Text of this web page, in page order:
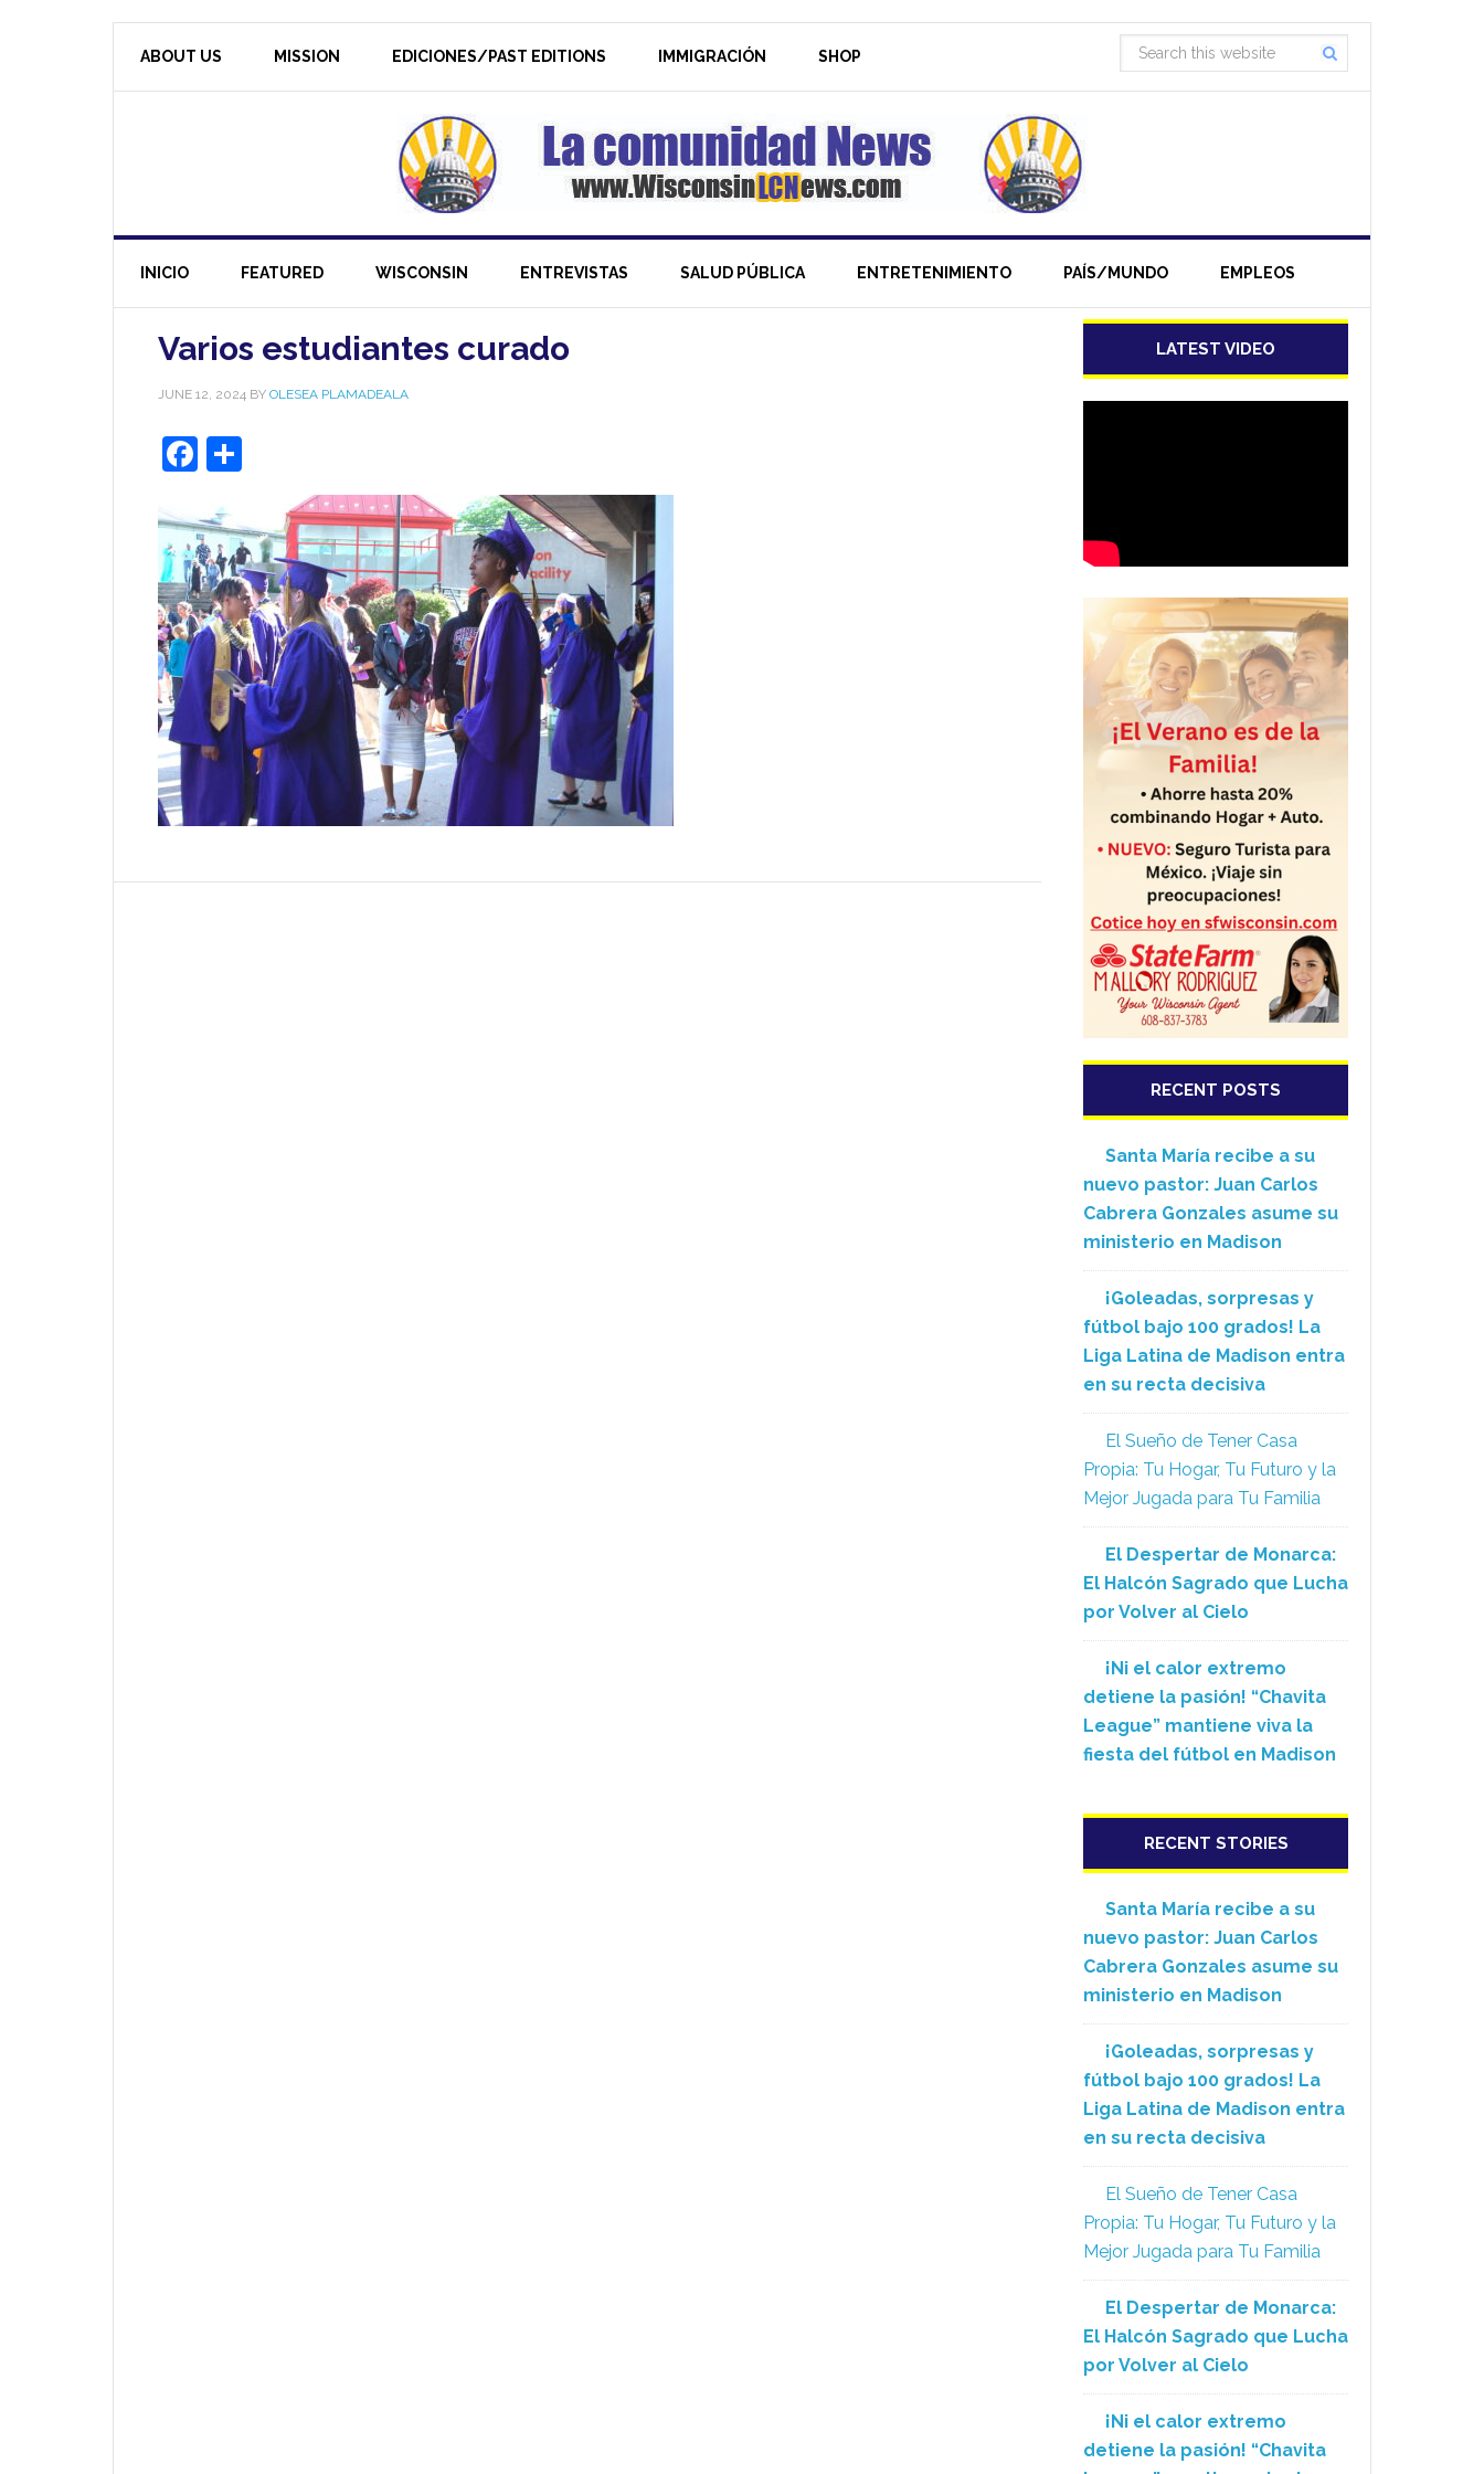
ABOUT US MISSION EDICIONES/PAST EDITIONS IMMIGRACIÓN SHOP
INICIO FEATURED WISCONSIN ENTREVISTAS SALUD PÚBLICA ENTRETENIMIENTO PAÍS/MUNDO EMPLEOS
Varios estudiantes curado
JUNE 12, 2024 BY OLESEA PLAMADEALA
Facebook
LATEST VIDEO
RECENT POSTS
Santa María recibe a su
nuevo pastor: Juan Carlos
Cabrera Gonzales asume su
ministerio en Madison
¡Goleadas, sorpresas y
fútbol bajo 100 grados! La
Liga Latina de Madison entra
en su recta decisiva
El Sueño de Tener Casa
Propia: Tu Hogar, Tu Futuro y la
Mejor Jugada para Tu Familia
El Despertar de Monarca:
El Halcón Sagrado que Lucha
por Volver al Cielo
¡Ni el calor extremo
detiene la pasión! “Chavita
League” mantiene viva la
fiesta del fútbol en Madison
RECENT STORIES
Santa María recibe a su
nuevo pastor: Juan Carlos
Cabrera Gonzales asume su
ministerio en Madison
¡Goleadas, sorpresas y
fútbol bajo 100 grados! La
Liga Latina de Madison entra
en su recta decisiva
El Sueño de Tener Casa
Propia: Tu Hogar, Tu Futuro y la
Mejor Jugada para Tu Familia
El Despertar de Monarca:
El Halcón Sagrado que Lucha
por Volver al Cielo
¡Ni el calor extremo
detiene la pasión! “Chavita